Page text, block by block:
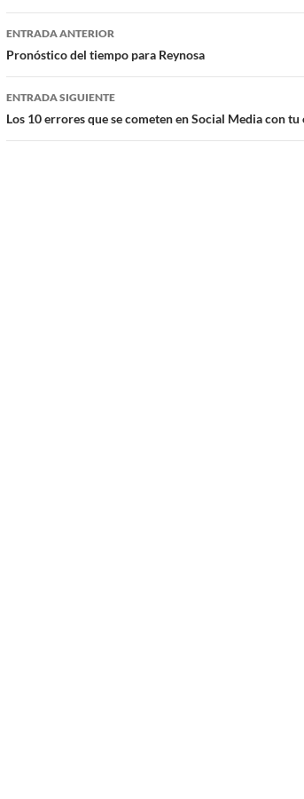
Navegación
de
entradas
ENTRADA ANTERIOR
Pronóstico del tiempo para Reynosa
ENTRADA SIGUIENTE
Los 10 errores que se cometen en Social Media con tu